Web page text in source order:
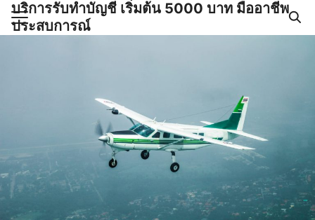
Skipบริการรับทำบัญชี เริ่มต้น 5000 บาท มืออาชีพ
ประสบการณ์